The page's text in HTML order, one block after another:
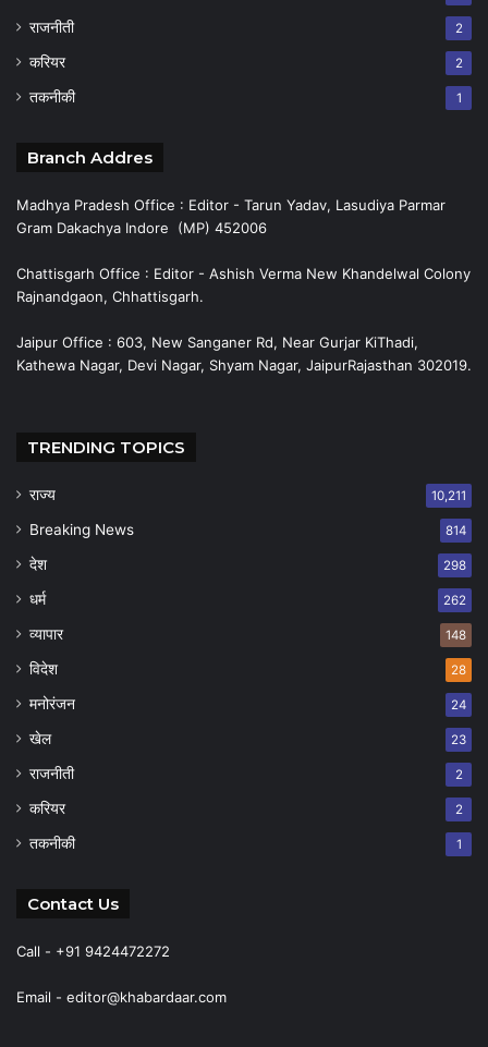
राजनीती 2
करियर 2
तकनीकी 1
Branch Addres
Madhya Pradesh Office : Editor - Tarun Yadav, Lasudiya Parmar
Gram Dakachya Indore (MP) 452006
Chattisgarh Office : Editor - Ashish Verma New Khandelwal Colony
Rajnandgaon, Chhattisgarh.
Jaipur Office : 603, New Sanganer Rd, Near Gurjar KiThadi,
Kathewa Nagar, Devi Nagar, Shyam Nagar, JaipurRajasthan 302019.
TRENDING TOPICS
राज्य 10,211
Breaking News 814
देश 298
धर्म 262
व्यापार 148
विदेश 28
मनोरंजन 24
खेल 23
राजनीती 2
करियर 2
तकनीकी 1
Contact Us
Call - +91 9424472272
Email - editor@khabardaar.com